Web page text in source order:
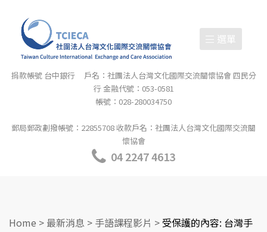
選單
捐款帳號 台中銀行 戶名：社團法人台灣文化國際交流關懷協會 四民分
行 金融代號：053-0581
帳號：028-280034750
郵局郵政劃撥帳號：22855708 收款戶名：社團法人台灣文化國際交流關
懷協會
04 2247 4613
Home > 最新消息 > 手語課程影片 > 受保護的內容: 台灣手